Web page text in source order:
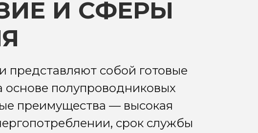
И СФЕРЫ
представляют собой готовые
полупроводниковых
преимущества — высокая
срок службы